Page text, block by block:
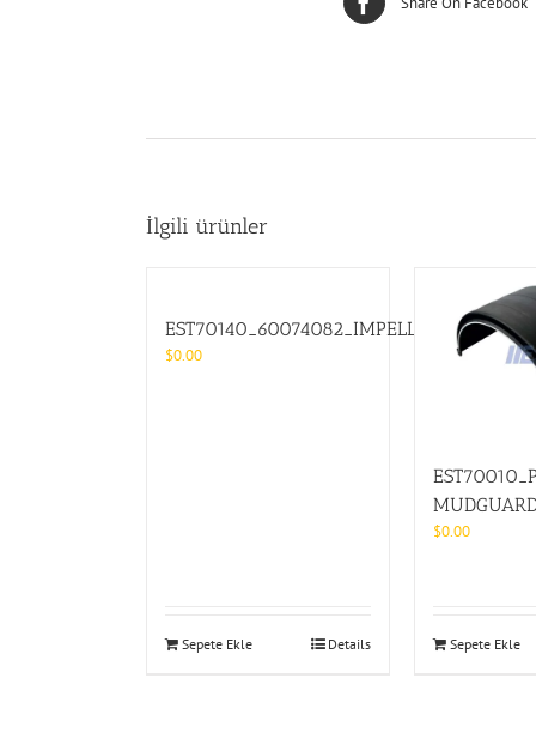
İlgili ürünler
EST70140_60074082_IMPELLER
$0.00
Sepete Ekle Details
$0.00
Sepete Ekle